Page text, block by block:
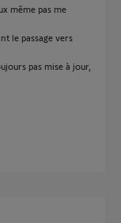
même pas me
le passage vers
pas mise à jour,